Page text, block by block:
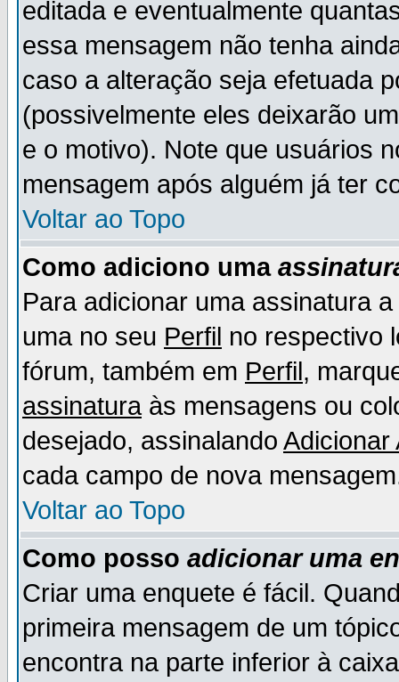
editada e eventualmente
essa mensagem não tenha
caso a alteração seja efetuada
(possivelmente eles deixarão
e o motivo). Note que usuários
mensagem após alguém já ter
Voltar ao Topo
Como adiciono uma
Para adicionar uma assinatura
uma no seu Perfil no respectivo
fórum, também em Perfil,
assinaturaàs mensagens ou
desejado, assinalando Adicionar
cada campo de nova
Voltar ao Topo
Como posso adicionar uma
Criar uma enquete é fácil.
primeira mensagem de um
encontra na parte inferior à